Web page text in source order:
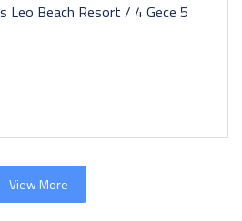
Leo Beach Resort / 4 Gece 5
View More